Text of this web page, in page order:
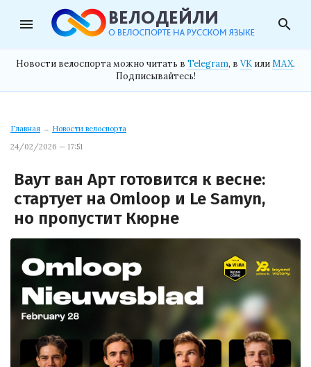
menu search
Новости велоспорта можно читать в Telegram, в VK илиMAX.
Подписывайтесь!
Главная → Новости велоспорта
24/02/2026 — 17:51
Ваут ван Арт готовится к весне:
стартует на Omloop и Le Samyn,
но пропустит Кюрне